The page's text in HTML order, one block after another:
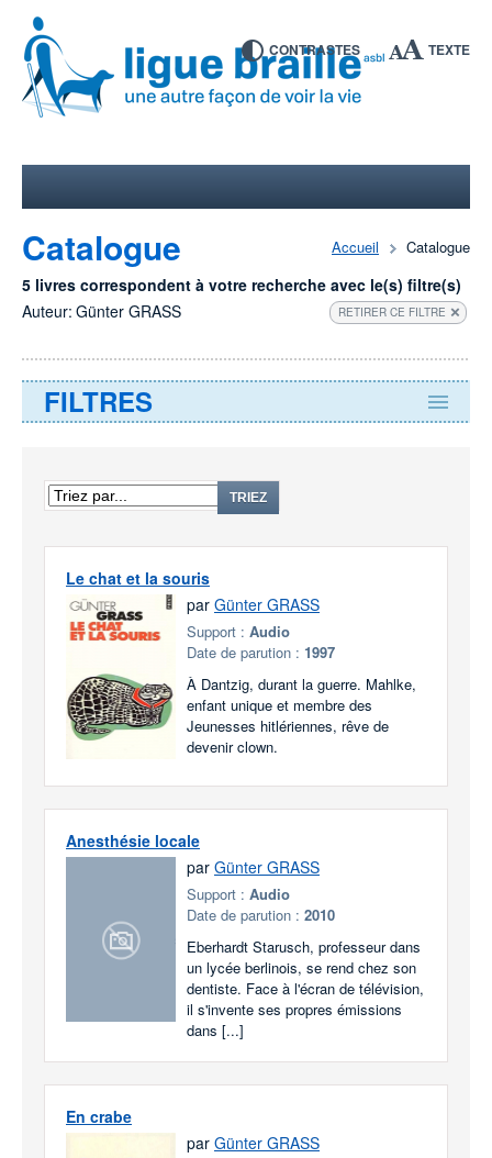
CONTRASTES TEXTE
Accueil Catalogue
Catalogue
5 livres correspondent à votre recherche avec le(s) filtre(s)
Auteur: Günter GRASS RETIRER CE FILTRE
FILTRES
TRIEZ
Le chat et la souris
par Günter GRASS
Support : Audio
Date de parution : 1997
À Dantzig, durant la guerre. Mahlke,
enfant unique et membre des
Jeunesses hitlériennes, rêve de
devenir clown.
Anesthésie locale
par Günter GRASS
Support : Audio
Date de parution : 2010
Eberhardt Starusch, professeur dans
un lycée berlinois, se rend chez son
dentiste. Face à l'écran de télévision,
il s'invente ses propres émissions
dans [...]
En crabe
par Günter GRASS